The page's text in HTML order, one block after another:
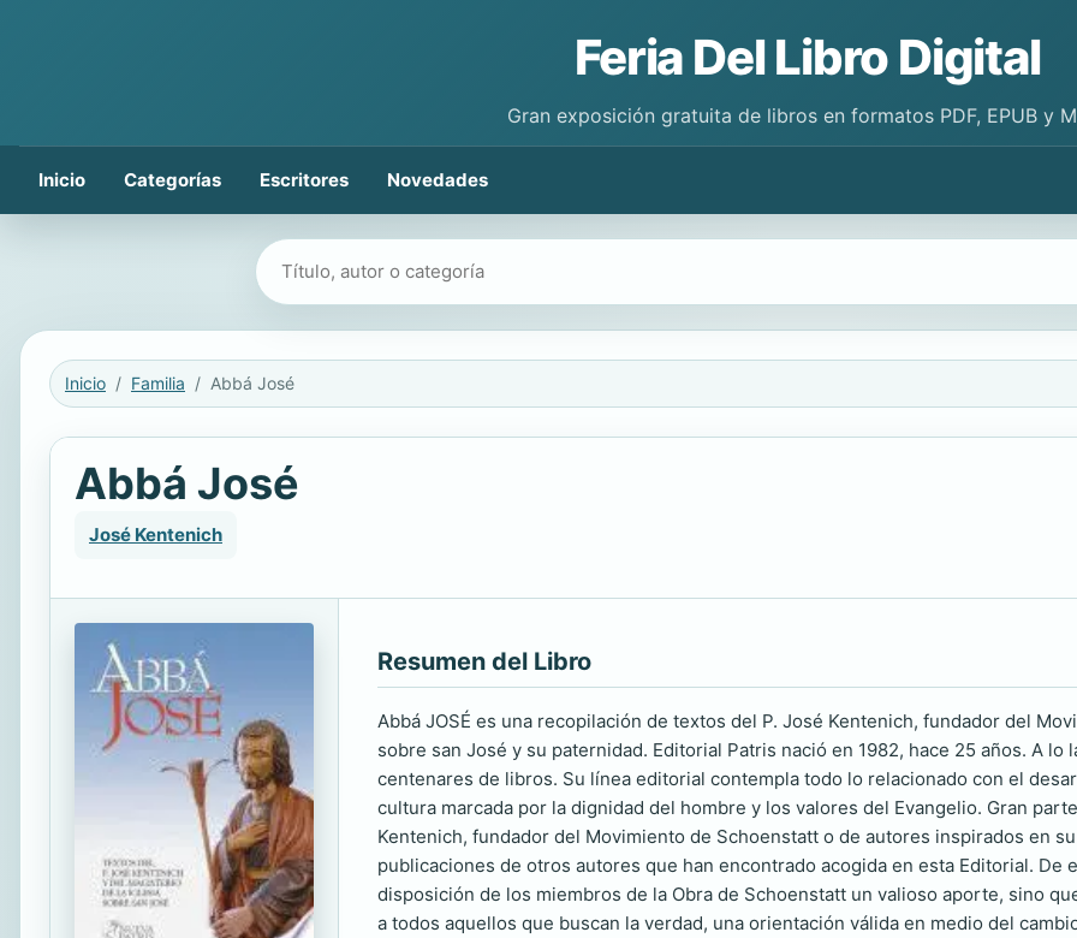
Feria Del Libro Digital
Gran exposición gratuita de libros en formatos PDF, EPUB y
Inicio Categorías Escritores Novedades
Buscar libros
Inicio Familia Abbá José
Abbá José
José Kentenich
Resumen del Libro
Abbá JOSÉ es una recopilación de textos del P. José Kentenich, fundador del
sobre san José y su paternidad. Editorial Patris nació en 1982, hace 25 años. A
centenares de libros. Su línea editorial contempla todo lo relacionado con el
cultura marcada por la dignidad del hombre y los valores del Evangelio. Gran
Kentenich, fundador del Movimiento de Schoenstatt o de autores inspirados en
publicaciones de otros autores que han encontrado acogida en esta Editorial.
disposición de los miembros de la Obra de Schoenstatt un valioso aporte, sino
a todos aquellos que buscan la verdad, una orientación válida en medio del